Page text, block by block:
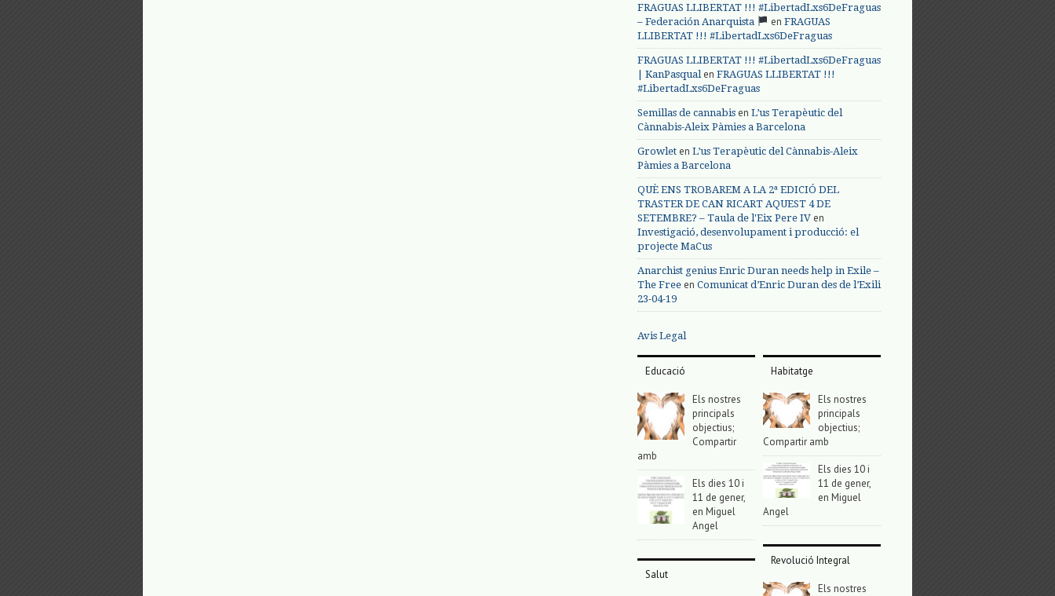
FRAGUAS LLIBERTAT !!! #LibertadLxs6DeFraguas
– Federación Anarquista
en FRAGUAS
LLIBERTAT !!! #LibertadLxs6DeFraguas
FRAGUAS LLIBERTAT !!! #LibertadLxs6DeFraguas
| KanPasqualen FRAGUAS LLIBERTAT !!!
#LibertadLxs6DeFraguas
Semillas de cannabis en L’us Terapèutic del
Cànnabis-Aleix Pàmies a Barcelona
Growlet en L’us Terapèutic del Cànnabis-Aleix
Pàmies a Barcelona
QUÈ ENS TROBAREM A LA 2ª EDICIÓ DEL
TRASTER DE CAN RICART AQUEST 4 DE
SETEMBRE? – Taula de l'Eix Pere IV en
Investigació, desenvolupament i producció: el
projecte MaCus
Anarchist genius Enric Duran needs help in Exile –
The Free en Comunicat d’Enric Duran des de l’Exili
23-04-19
Avis Legal
Educació
Els nostres
principals
objectius;
Compartir
amb
Els dies 10 i
11 de gener,
en Miguel
Angel
Salut
Habitatge
Els nostres
principals
objectius;
Compartir amb
Els dies 10 i
11 de gener,
en Miguel
Angel
Revolució Integral
Els nostres